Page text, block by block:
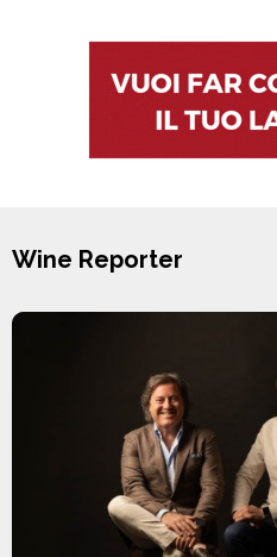
Wine Reporter